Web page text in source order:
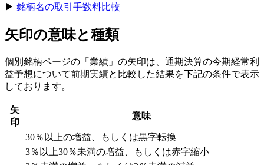
▶︎ 銘柄名の取引手数料比較
矢印の意味と種類
個別銘柄ページの「業績」の矢印は、通期決算の今期経常利
益予想について前期実績と比較した結果を下記の条件で表示
しております。
矢
印
意味
30％以上の増益、もしくは黒字転換
3％以上30％未満の増益、もしくは赤字縮小